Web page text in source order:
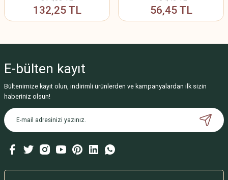
132,25 TL 56,45 TL
E-bülten kayıt
Bültenimize kayıt olun, indirimli ürünlerden ve kampanyalardan ilk sizin
haberiniz olsun!